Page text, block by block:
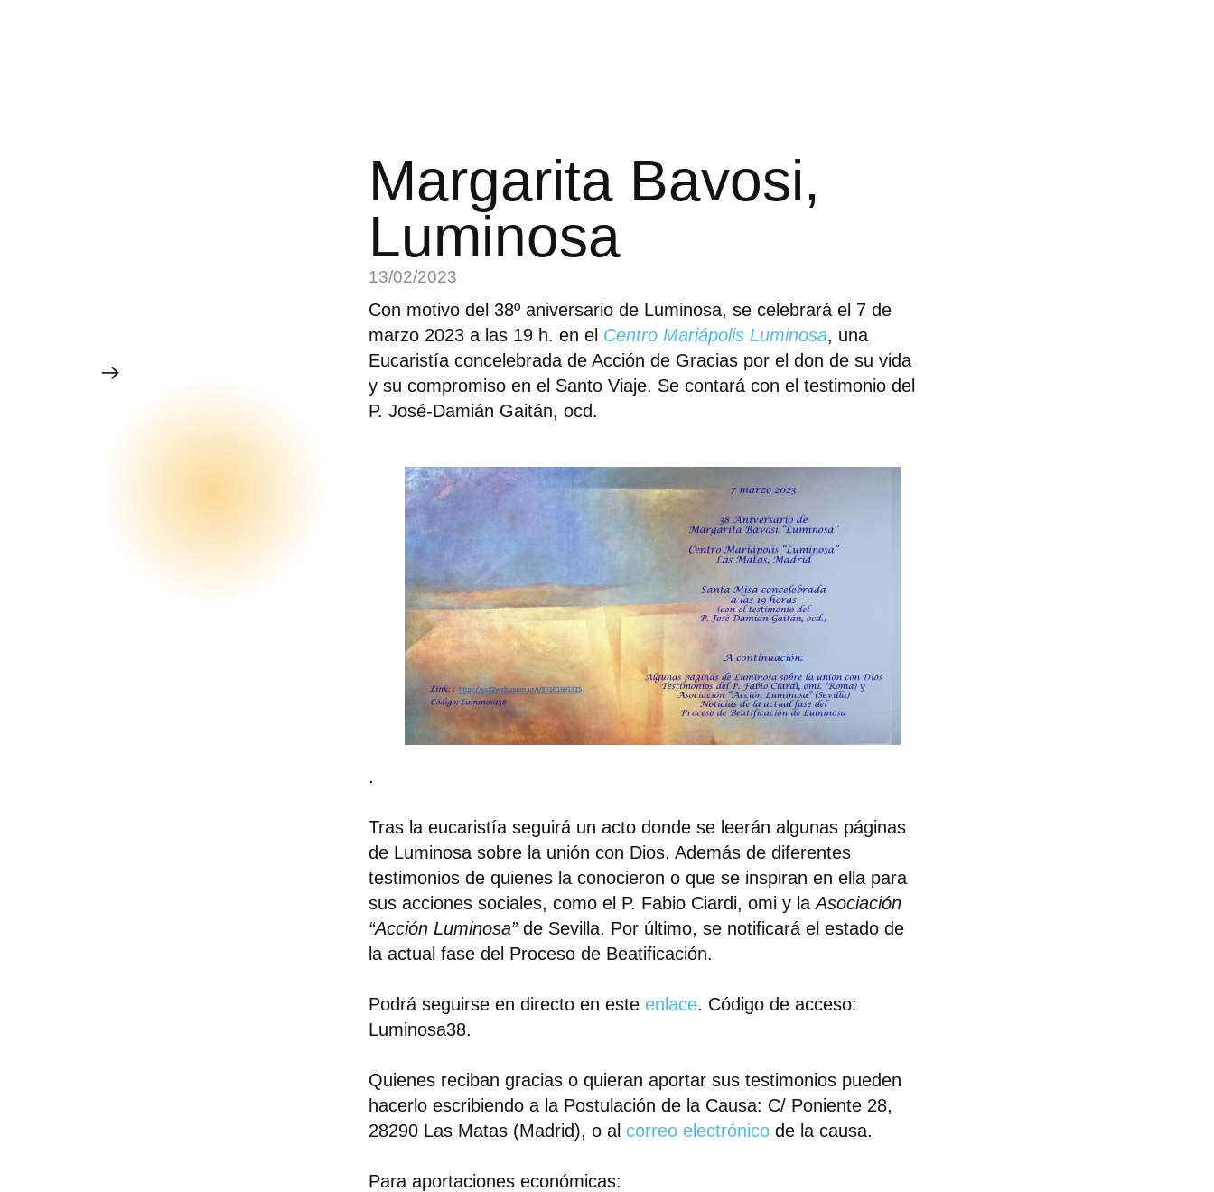
Margarita Bavosi,
Luminosa
13/02/2023
Con motivo del 38º aniversario de Luminosa, se celebrará el 7 de
marzo 2023 a las 19 h. en el Centro Mariápolis Luminosa, una
Eucaristía concelebrada de Acción de Gracias por el don de su vida
y su compromiso en el Santo Viaje. Se contará con el testimonio del
P. José-Damián Gaitán, ocd.
.
Tras la eucaristía seguirá un acto donde se leerán algunas páginas
de Luminosa sobre la unión con Dios. Además de diferentes
testimonios de quienes la conocieron o que se inspiran en ella para
sus acciones sociales, como el P. Fabio Ciardi, omi y laAsociación
“Acción Luminosa”de Sevilla. Por último, se notificará el estado de
la actual fase del Proceso de Beatificación.
Podrá seguirse en directo en esteenlace. Código de acceso:
Luminosa38.
Quienes reciban gracias o quieran aportar sus testimonios pueden
hacerlo escribiendo a la Postulación de la Causa: C/ Poniente 28,
28290 Las Matas (Madrid), o alcorreo electrónico de la causa.
Para aportaciones económicas: